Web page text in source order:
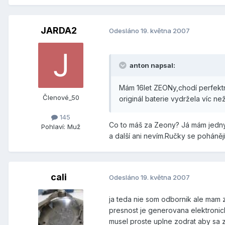
JARDA2
Členové_50
145
Pohlaví: Muž
Odesláno 19. května 2007
anton napsal:
Mám 16let ZEONy,chodí
originál baterie vydržela víc
Co to máš za Zeony? Já mám
a další ani nevím.Ručky se
cali Odesláno 19. května 2007
ja teda nie som odbornik ale
presnost je generovana
musel proste uplne zodrat aby sa